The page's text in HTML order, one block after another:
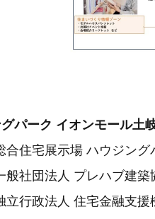
パーク イオンモール
住宅展示場 ハウジング
社団法人 プレハブ建築
行政法人 住宅金融支援